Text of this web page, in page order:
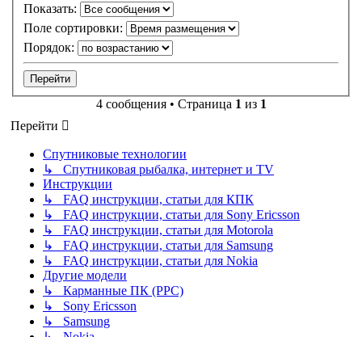
Показать:
Поле сортировки:
Порядок:
4 сообщения • Страница 1 из 1
Перейти
Спутниковые технологии
↳ Спутниковая рыбалка, интернет и TV
Инструкции
↳ FAQ инструкции, статьи для КПК
↳ FAQ инструкции, статьи для Sony Ericsson
↳ FAQ инструкции, статьи для Motorola
↳ FAQ инструкции, статьи для Samsung
↳ FAQ инструкции, статьи для Nokia
Другие модели
↳ Карманные ПК (PPC)
↳ Sony Ericsson
↳ Samsung